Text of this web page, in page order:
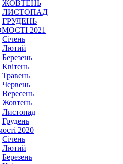
ЖОВТЕНЬ
ЛИСТОПАД
ГРУДЕНЬ
2021
Січень
Лютий
Березень
Квітень
Травень
Червень
Вересень
Жовтень
Листопад
Грудень
2020
Січень
Лютий
Березень